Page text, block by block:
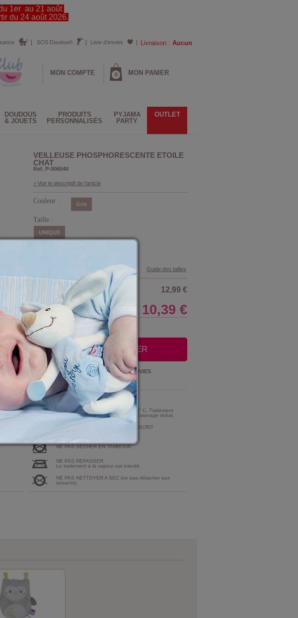
1er au 21 août
du 24 août 2026.
Livraison : Aucun
Liste d'envies
SOS Doudou®
MON COMPTE 0 MON PANIER
DOUDOUS
& JOUETS
PRODUITS
PERSONNALISÉS
PYJAMA
PARTY
OUTLET
VEILLEUSE PHOSPHORESCENTE ETOILE
CHAT
Ref. P-006040
> Voir le descriptif de l'article
Couleur : Gris
Taille :
UNIQUE
Guide des tailles
12,99 €
Prix 10,39 €
+ D'INFOS SUR LE CLUB
AJOUTER AU PANIER
Ajouter à laLISTE D'ENVIES
Composition et Entretien :
PROGRAMME TRES MODERE A 30° C. Traitement
mécanique d'intensité très réduite. Essorage réduit.
TRAITEMENT DE CHLORAGE PROSCRIT
NE PAS SECHER EN TAMBOUR.
NE PAS REPASSER.
Le traitement à la vapeur est interdit.
NE PAS NETTOYER A SEC (ne pas détacher aux
solvants).